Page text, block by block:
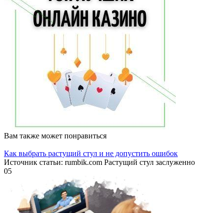
Вам также может понравиться
Как выбрать растущий стул и не допустить ошибок
Источник статьи: rumbik.com Растущий стул заслуженно
05